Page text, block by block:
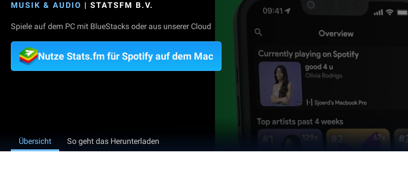
MUSIK & AUDIO | STATSFM B.V.
Spiele auf dem PC mit BlueStacks oder aus unserer Cloud
Nutze Stats.fm für Spotify auf dem Mac
Übersicht So geht das Herunterladen